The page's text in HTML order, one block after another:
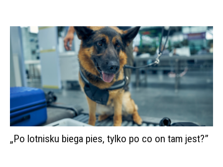
„Po lotnisku biega pies, tylko po co on tam jest?”